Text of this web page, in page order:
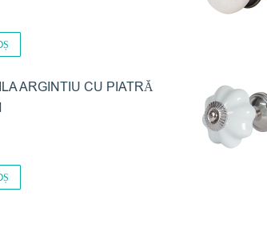
ARGINTIU CU PIATRĂ